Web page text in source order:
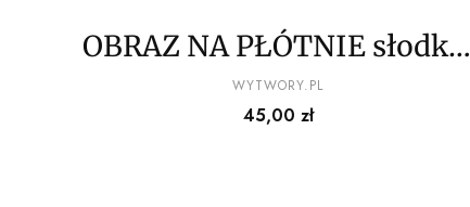
OBRAZ NA PŁÓTNIE słodkie
babeczki wz4
PRODUCENT
WYTWORY.PL
Cena
45,00 zł